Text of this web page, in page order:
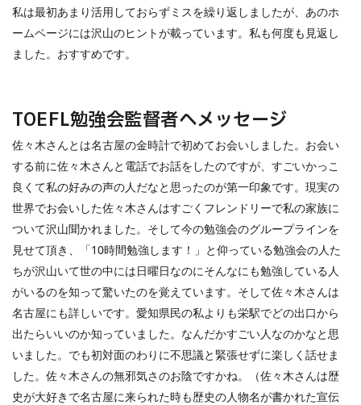
私は最初あまり活用しておらずミスを繰り返しましたが、あのホ
ームページには沢山のヒントが載っています。私も何度も見返し
ました。おすすめです。
TOEFL勉強会監督者へメッセージ
佐々木さんとは名古屋の金時計で初めてお会いしました。お会い
する前に佐々木さんと電話でお話をしたのですが、すごいかっこ
良くて私の好みの声の人だなと思ったのが第一印象です。現実の
世界でお会いした佐々木さんはすごくフレンドリーで私の家族に
ついて沢山聞かれました。そして今の勉強会のグループラインを
見せて頂き、「10時間勉強します！」と仰っている勉強会の人た
ちが沢山いて世の中には日曜日なのにそんなにも勉強している人
がいるのを知って驚いたのを覚えています。そして佐々木さんは
名古屋にも詳しいです。愛知県民の私よりも栄駅でどの出口から
出たらいいのか知っていました。なんだかすごい人なのかなと思
いました。でも初対面のわりに不思議と緊張せずに楽しく話せま
した。佐々木さんの無邪気さのお陰ですかね。（佐々木さんは歴
史が大好きで名古屋に来られた時も歴史の人物名が書かれた宣伝